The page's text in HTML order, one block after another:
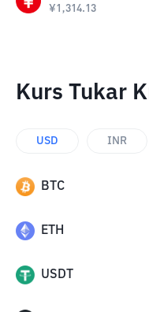
¥1,314.13
Kurs Tukar
USD INR
BTC
ETH
USDT